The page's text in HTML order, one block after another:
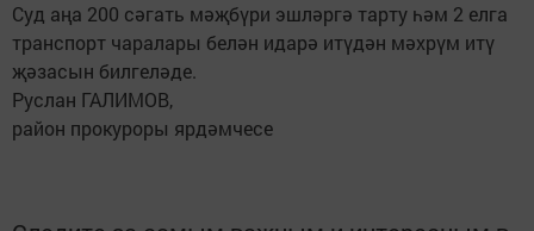
Суд аңа 200 сәгать мәҗбүри эшләргә тарту һәм 2 елга
транспорт чаралары белән идарә итүдән мәхрүм итү
җәзасын билгеләде.
Руслан ГАЛИМОВ,
район прокуроры ярдәмчесе